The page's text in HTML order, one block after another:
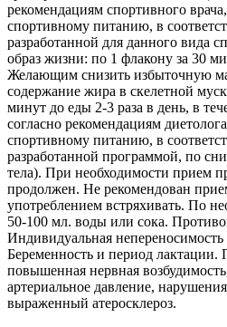
рекомендациям спортивного
спортивному питанию, в
разработанной для данного вида
образ жизни: по 1 флакону за 30
Желающим снизить избыточную
содержание жира в скелетной
минут до еды 2-3 раза в день, в
согласно рекомендациям
спортивному питанию, в
разработанной программой, по
тела). При необходимости прием
продолжен. Не рекомендован
употреблением встряхивать. По
50-100 мл. воды или сока.
Индивидуальная
Беременность и период лактации.
повышенная нервная
артериальное давление,
выраженный атеросклероз.